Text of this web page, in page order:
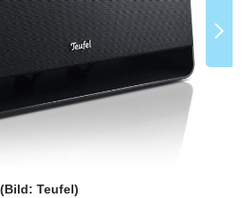
(Bild: Teufel)